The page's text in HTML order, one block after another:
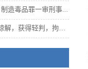
造毒品罪一审刑事...
，获得轻判，拘役...